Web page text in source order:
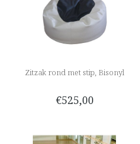
Zitzak rond met stip, Bisonyl
€525,00